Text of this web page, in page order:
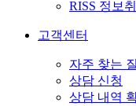
RISS 정보
고객센터
자주 찾는
상담 신청
상담 내역